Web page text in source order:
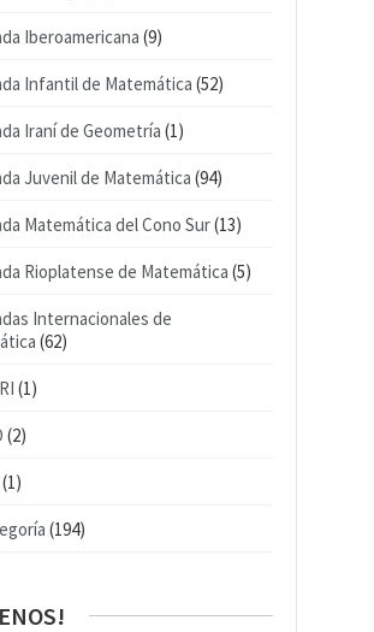
Iberoamericana (9)
Infantil de Matemática (52)
Iraní de Geometría (1)
Juvenil de Matemática (94)
Matemática del Cono Sur(13)
Rioplatense de Matemática (5)
Internacionales de
(62)
(1)
(2)
(1)
(194)